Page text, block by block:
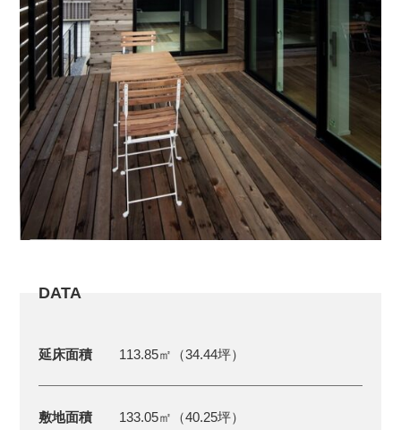
DATA
延床面積 113.85㎡（34.44坪）
敷地面積 133.05㎡（40.25坪）